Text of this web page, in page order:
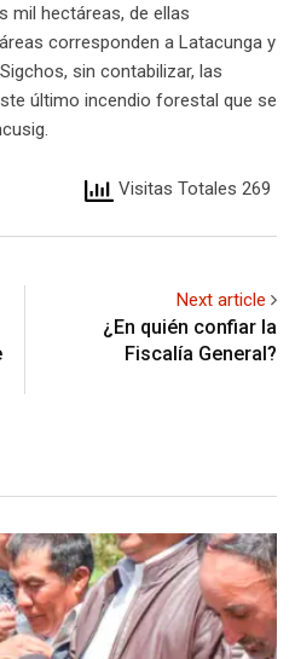
mil hectáreas, de ellas
corresponden a Latacunga y
sin contabilizar, las
último incendio forestal que se
Visitas Totales 269
Next article
¿En quién confiar la
Fiscalía General?